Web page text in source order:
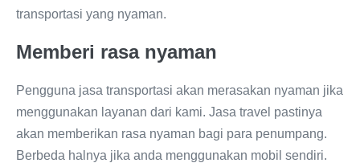
transportasi yang nyaman.
Memberi rasa nyaman
Pengguna jasa transportasi akan merasakan nyaman jika
menggunakan layanan dari kami. Jasa travel pastinya
akan memberikan rasa nyaman bagi para penumpang.
Berbeda halnya jika anda menggunakan mobil sendiri.